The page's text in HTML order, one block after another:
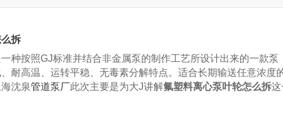
拆
按照GJ标准并结合非金属泵的制作工艺所设计出来的一款泵
耐高温、运转平稳、无毒素分解特点。适合长期输送任意浓度
沈泉管道泵厂此次主要是为大J讲解氟塑料离心泵叶轮怎么拆这